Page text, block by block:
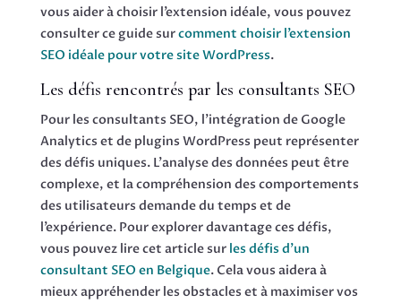
vous aider à choisir l’extension idéale, vous pouvez
consulter ce guide surcomment choisir l’extension
SEO idéale pour votre site WordPress.
Les défis rencontrés par les consultants SEO
Pour les consultants SEO, l’intégration de Google
Analytics et de plugins WordPress peut représenter
des défis uniques. L’analyse des données peut être
complexe, et la compréhension des comportements
des utilisateurs demande du temps et de
l’expérience. Pour explorer davantage ces défis,
vous pouvez lire cet article sur les défis d’un
consultant SEO en Belgique. Cela vous aidera à
mieux appréhender les obstacles et à maximiser vos